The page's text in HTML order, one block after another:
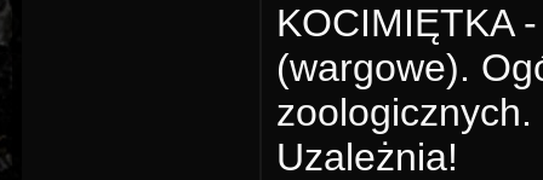
KOCIMIĘTKA
(wargowe).
zoologicznych.
Uzależnia!